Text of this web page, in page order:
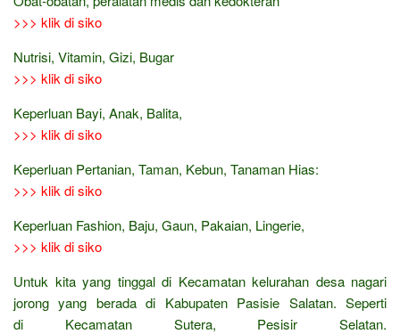
>>> klik di siko
Nutrisi, Vitamin, Gizi, Bugar
>>> klik di siko
Keperluan Bayi, Anak, Balita,
>>> klik di siko
Keperluan Pertanian, Taman, Kebun, Tanaman Hias:
>>> klik di siko
Keperluan Fashion, Baju, Gaun, Pakaian, Lingerie,
>>> klik di siko
Untuk kita yang tinggal di Kecamatan kelurahan desa nagari
jorong yang berada di Kabupaten Pasisie Salatan. Seperti
di Kecamatan Sutera, Pesisir Selatan.